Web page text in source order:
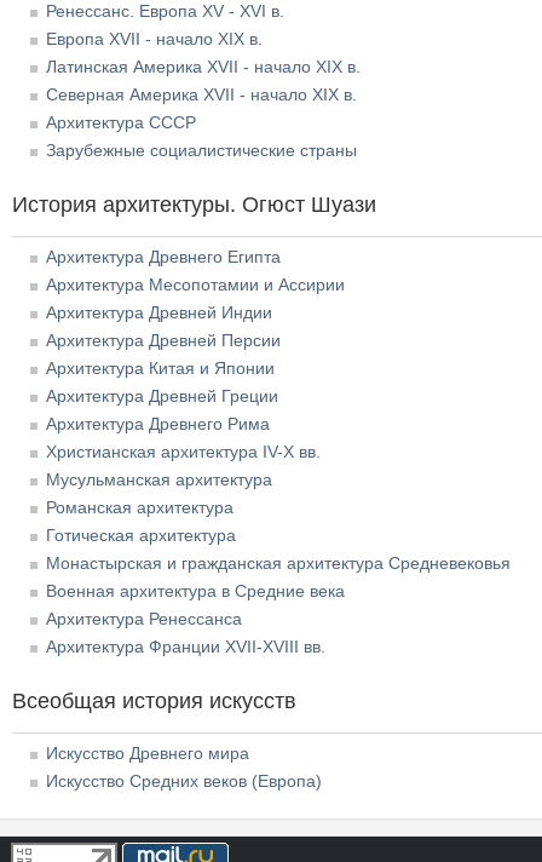
Ренессанс. Европа XV - XVI в.
Европа XVII - начало XIX в.
Латинская Америка XVII - начало XIX в.
Северная Америка XVII - начало XIX в.
Архитектура СССР
Зарубежные социалистические страны
История архитектуры. Огюст Шуази
Архитектура Древнего Египта
Архитектура Месопотамии и Ассирии
Архитектура Древней Индии
Архитектура Древней Персии
Архитектура Китая и Японии
Архитектура Древней Греции
Архитектура Древнего Рима
Христианская архитектура IV-X вв.
Мусульманская архитектура
Романская архитектура
Готическая архитектура
Монастырская и гражданская архитектура Средневековья
Военная архитектура в Средние века
Архитектура Ренессанса
Архитектура Франции XVII-XVIII вв.
Всеобщая история искусств
Искусство Древнего мира
Искусство Средних веков (Европа)